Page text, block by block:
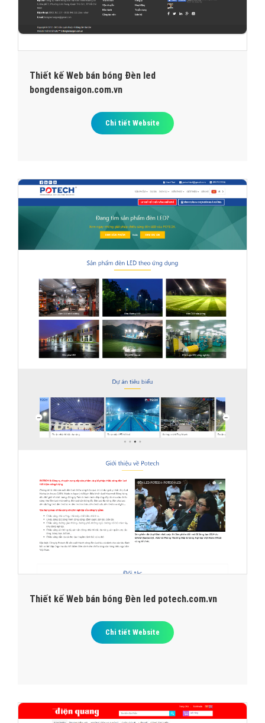
Thiết kế Web bán bóng Đèn led
bongdensaigon.com.vn
Chi tiết Website
Thiết kế Web bán bóng Đèn led potech.com.vn
Chi tiết Website